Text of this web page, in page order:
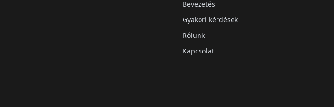
Bevezetés
Gyakori kérdések
Rólunk
Kapcsolat